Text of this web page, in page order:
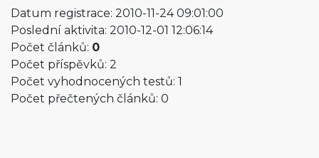
Datum registrace: 2010-11-24 09:01:00
Poslední aktivita: 2010-12-01 12:06:14
Počet článků: 0
Počet příspěvků: 2
Počet vyhodnocených testů: 1
Počet přečtených článků: 0